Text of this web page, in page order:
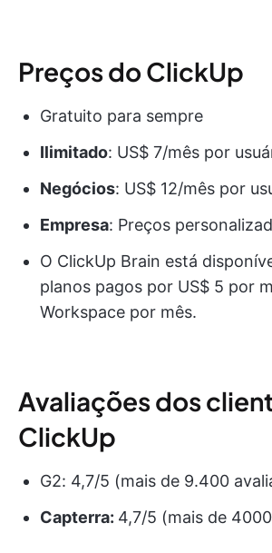
Preços do ClickUp
Gratuito para sempre
Ilimitado: US$ 7/mês por
Negócios: US$ 12/mês por
Empresa: Preços
O ClickUp Brain está
planos pagos por US$ 5 por
Workspace por mês.
Avaliações dos
ClickUp
G2: 4,7/5 (mais de 9.400
Capterra: 4,7/5 (mais de